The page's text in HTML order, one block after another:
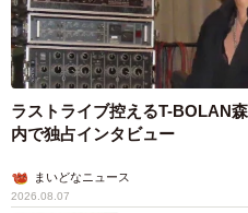
ラストライブ控えるT-BOLAN
内で独占インタビュー
まいどなニュース
2026.08.07